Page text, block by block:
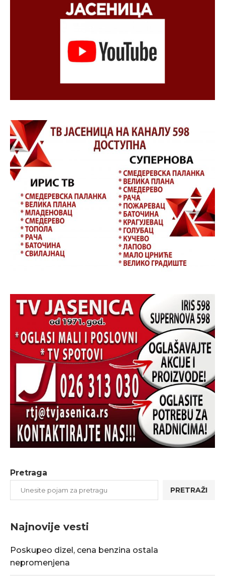
Pretraga
PRETRAŽI
Najnovije vesti
Poskupeo dizel, cena benzina ostala
nepromenjena